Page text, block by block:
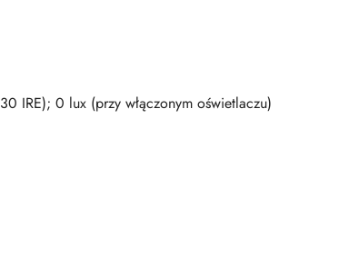
IRE); 0 lux (przy włączonym oświetlaczu)